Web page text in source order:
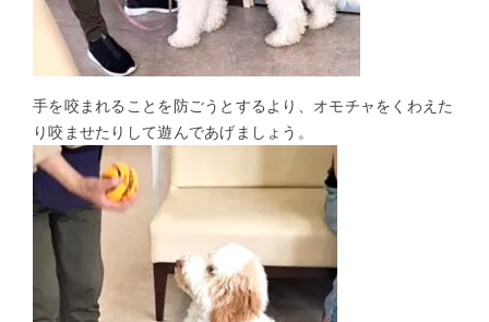
手を咬まれることを防ごうとするより、オモチャをくわえた
り咬ませたりして遊んであげましょう。